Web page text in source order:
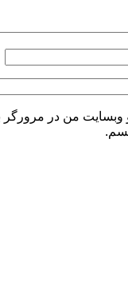
و وبسایت من در مرورگر